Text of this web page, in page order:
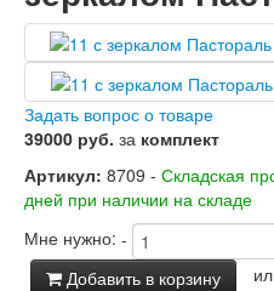
Термо Лацио
Флагман
Электрозамок
Заводские двери
Двери Лабиринт
Лабиринт Аляска
Лабиринт Арт
Лабиринт
Лабиринт Бетон
Лабиринт Верса
Лабиринт
Лабиринт Гранд
Задать вопрос о товаре
39000 руб. за комплект
Артикул: 8709 - Складская
дней при наличии на складе
Мне нужно: -
Добавить в корзину